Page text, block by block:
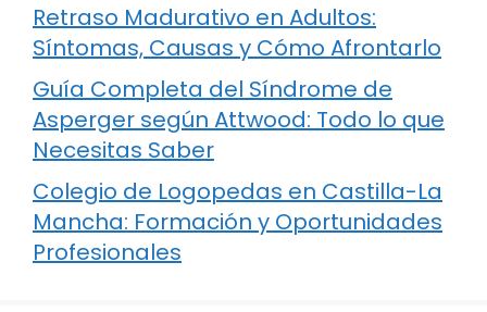
Retraso Madurativo en Adultos:
Síntomas, Causas y Cómo Afrontarlo
Guía Completa del Síndrome de
Asperger según Attwood: Todo lo que
Necesitas Saber
Colegio de Logopedas en Castilla-La
Mancha: Formación y Oportunidades
Profesionales